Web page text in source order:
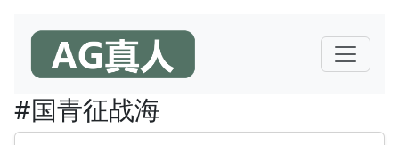
#国青征战海